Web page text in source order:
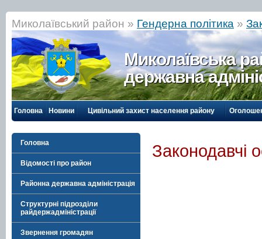
Миколаївський район » Гендерна політика »
Миколаївська
державна
Головна Новини Цивільний захист населення району
Головна
Відомості про район
Районна державна адміністрація
Структурні підрозділи
райдержадміністрації
Звернення громадян
Законодавчі